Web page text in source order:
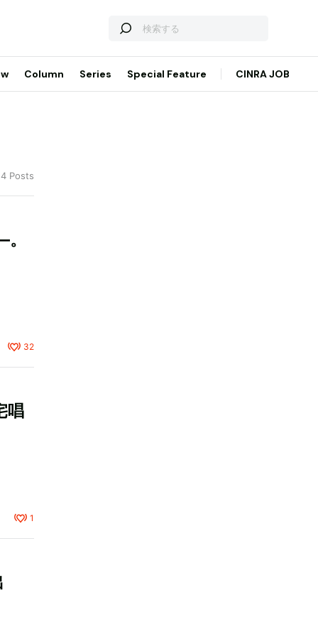
Column Series Special Feature CINRA JOB
Posts
32
唱
1